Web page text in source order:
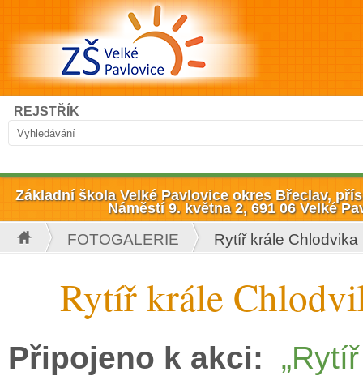
Přejít k hlavnímu obsahu
Vyhledávání
Hledat
REJSTŘÍK
Základní škola Velké Pavlovice okres Břeclav,
Náměstí 9. května 2, 691 06 Velké
Jste zde
FOTOGALERIE Rytíř krále Chlodvika
Rytíř krále
Připojeno k akci: